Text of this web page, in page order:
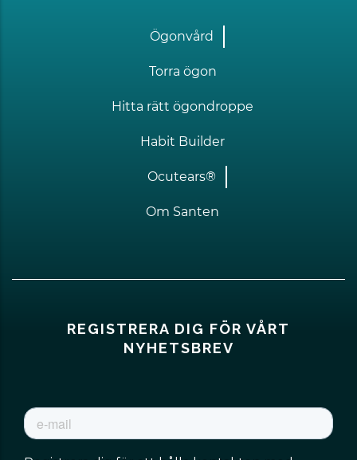
Ögonvård
Torra ögon
Hitta rätt ögondroppe
Habit Builder
Ocutears®
Om Santen
REGISTRERA DIG FÖR VÅRT
NYHETSBREV